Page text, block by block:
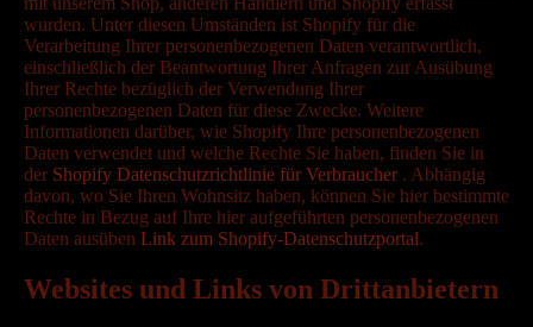
wurden. Unter diesen Umständen ist Shopify für die
Verarbeitung Ihrer personenbezogenen Daten verantwortlich,
einschließlich der Beantwortung Ihrer Anfragen zur Ausübung
Ihrer Rechte bezüglich der Verwendung Ihrer
personenbezogenen Daten für diese Zwecke. Weitere
Informationen darüber, wie Shopify Ihre personenbezogenen
Daten verwendet und welche Rechte Sie haben, finden Sie in
der Shopify Datenschutzrichtlinie für Verbraucher . Abhängig
davon, wo Sie Ihren Wohnsitz haben, können Sie hier bestimmte
Rechte in Bezug auf Ihre hier aufgeführten personenbezogenen
Daten ausüben Link zum Shopify-Datenschutzportal.
Websites und Links von Drittanbietern